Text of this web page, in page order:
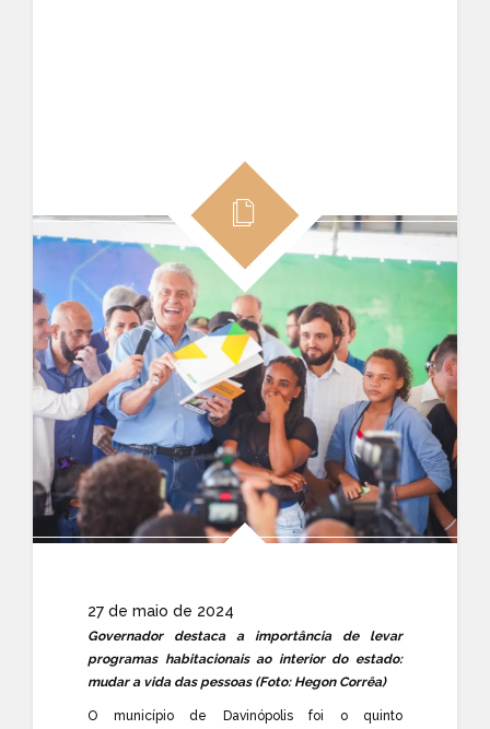
27 de maio de 2024
Governador destaca a importância de levar
programas habitacionais ao interior do estado:
mudar a vida das pessoas (Foto: Hegon Corrêa)
O município de Davinópolis foi o quinto